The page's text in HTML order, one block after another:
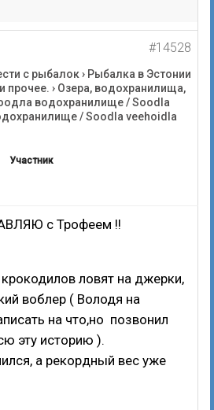
#14528
с рыбалок› Рыбалка в Эстонии
прочее. › Озера, водохранилища,
водохранилище / Soodla
/ Soodla veehoidla
Участник
с Трофеем !!
ловят на джерки,
воблер ( Володя на
на что,но позвонил
эту историю ).
а рекордный вес уже